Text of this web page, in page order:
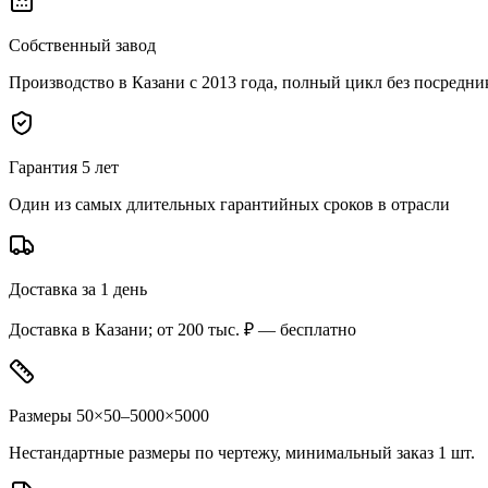
Собственный завод
Производство в Казани с 2013 года, полный цикл без
Гарантия 5 лет
Один из самых длительных гарантийных сроков в отрасли
Доставка за 1 день
Доставка в Казани; от 200 тыс. ₽ — бесплатно
Размеры 50×50–5000×5000
Нестандартные размеры по чертежу, минимальный заказ 1 шт.